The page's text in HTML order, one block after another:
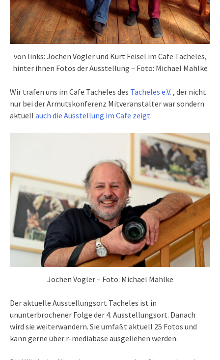
von links: Jochen Vogler und Kurt Feisel im Cafe Tacheles,
hinter ihnen Fotos der Ausstellung – Foto: Michael Mahlke
Wir trafen uns im Cafe Tacheles des Tacheles e.V. , der nicht
nur bei der Armutskonferenz Mitveranstalter war sondern
aktuell auch die Ausstellung im Cafe zeigt.
Jochen Vogler – Foto: Michael Mahlke
Der aktuelle Ausstellungsort Tacheles ist in
ununterbrochener Folge der 4. Ausstellungsort. Danach
wird sie weiterwandern. Sie umfaßt aktuell 25 Fotos und
kann gerne über r-mediabase ausgeliehen werden.